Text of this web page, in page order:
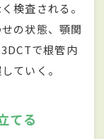
検査される。
の状態、顎関
で根管内
ていく。
てる